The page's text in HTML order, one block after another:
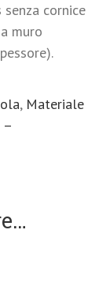
cornice
muro
, Materiale
–